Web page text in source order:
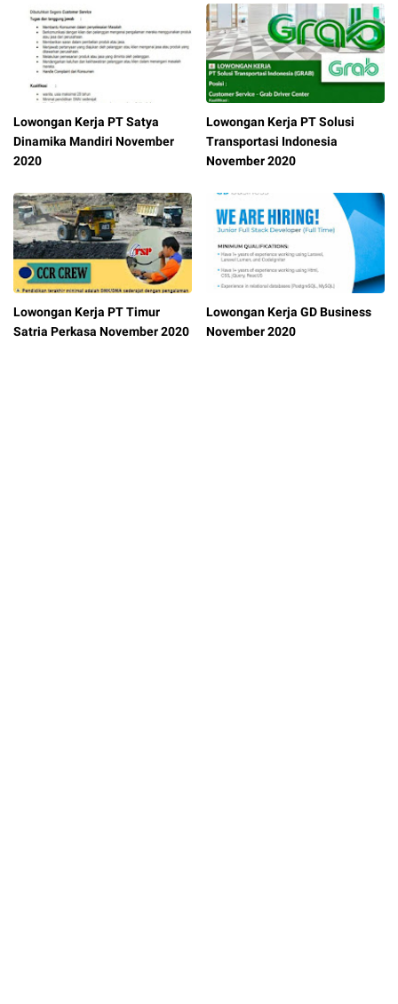
Lowongan Kerja PT Satya
Dinamika Mandiri November
2020
Lowongan Kerja PT Solusi
Transportasi Indonesia
November 2020
Lowongan Kerja PT Timur
Satria Perkasa November 2020
Lowongan Kerja GD Business
November 2020